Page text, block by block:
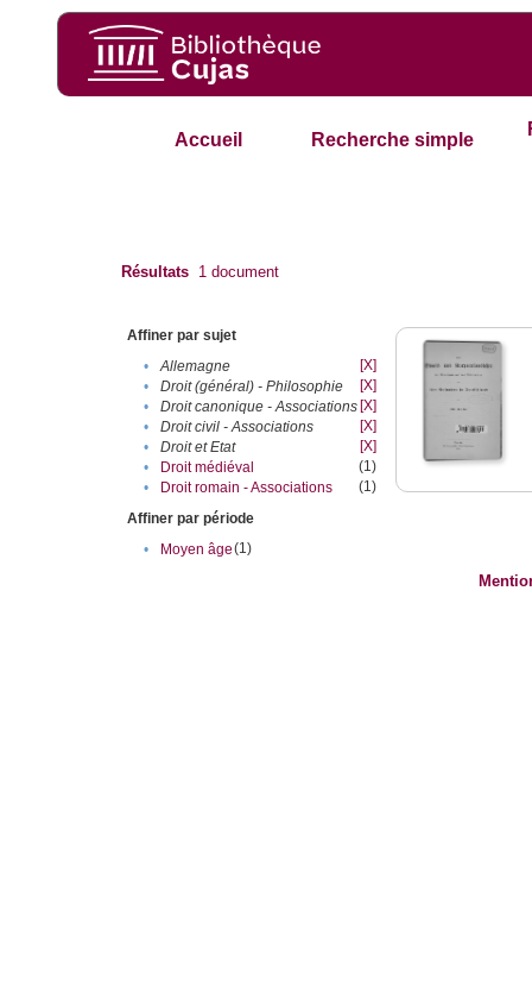
Accueil Recherche simple
Résultats 1 document
Affiner par sujet
•
Allemagne
[X]
•
Droit (général) - Philosophie
[X]
•
Droit canonique - Associations [X]
•
Droit civil - Associations
[X]
•
Droit et Etat
[X]
•
Droit médiéval
(1)
•
Droit romain - Associations
(1)
Affiner par période
•
Moyen âge(1)